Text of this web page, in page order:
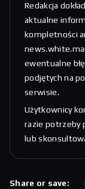
Redakcja
aktualne
kompletności
ewentualne
podjętych na
serwisie.
Użytkownicy
razie potrzeby
lub
Share or save: